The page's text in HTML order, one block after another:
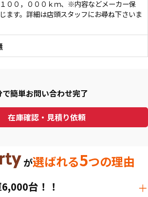
００，０００ｋｍ、※内容などメーカー保
ます。詳細は店頭スタッフにお尋ね下さいま
で簡単お問い合わせ完了
在庫確認・見積り依頼
が選ばれる5つの理由
台！！